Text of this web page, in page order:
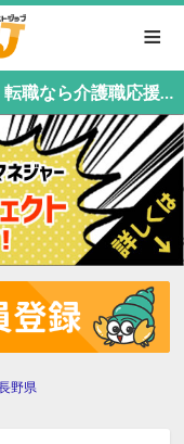
≡
上伊那郡宮田村の介護・福祉の求人・転職なら介護職応援中！介護職専門の介護ジャストジョブ
野県